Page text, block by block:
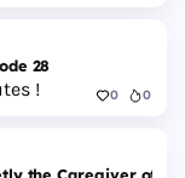
28
! 0 0
the Caregiver of